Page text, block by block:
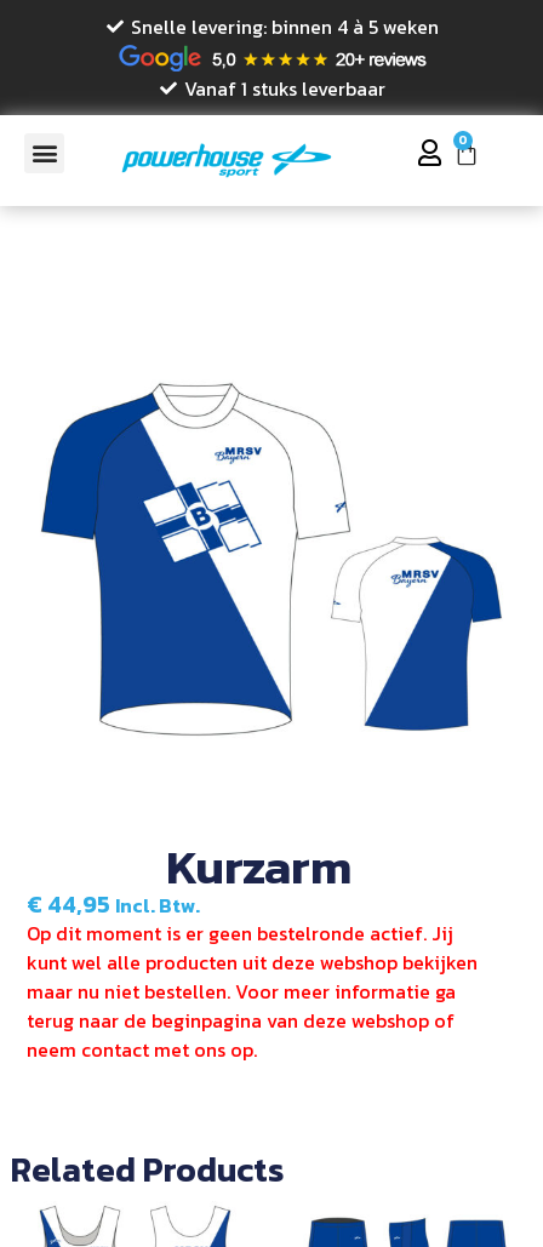
Snelle levering: binnen 4 à 5 weken
Vanaf 1 stuks leverbaar
0
Kurzarm
€ 44,95 Incl. Btw.
Op dit moment is er geen bestelronde actief. Jij
kunt wel alle producten uit deze webshop bekijken
maar nu niet bestellen. Voor meer informatie ga
terug naar de beginpagina van deze webshop of
neem contact met ons op.
Related Products